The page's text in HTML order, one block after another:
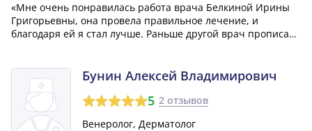
«Мне очень понравилась работа врача Белкиной Ирины
Григорьевны, она провела правильное лечение, и
благодаря ей я стал лучше. Раньше другой врач прописал
Спасибо доктору Белкиной!»Бунин Алексей Владимирович
5 2 отзывов
Венеролог, Дерматолог